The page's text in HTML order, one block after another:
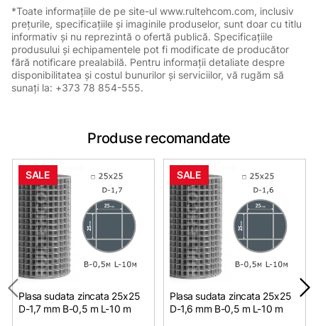
*Toate informațiile de pe site-ul www.rultehcom.com, inclusiv
prețurile, specificațiile și imaginile produselor, sunt doar cu titlu
informativ și nu reprezintă o ofertă publică. Specificațiile
produsului și echipamentele pot fi modificate de producător
fără notificare prealabilă. Pentru informații detaliate despre
disponibilitatea și costul bunurilor și serviciilor, vă rugăm să
sunați la: +373 78 854-555.
Produse recomandate
SALE
Plasa sudata zincata 25х25
D-1,7 mm B-0,5 m L-10 m
SALE
Plasa sudata zincata 25х25
D-1,6 mm B-0,5 m L-10 m